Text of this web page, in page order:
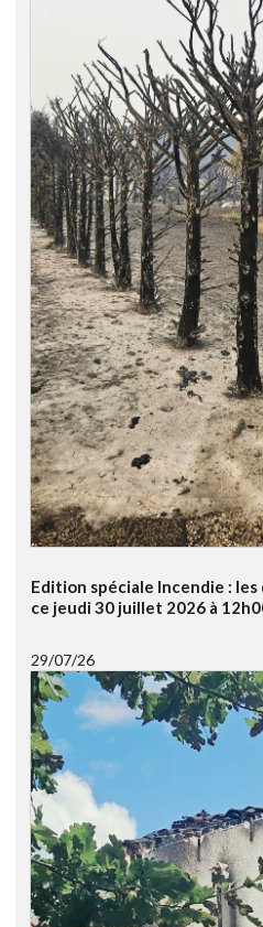
Edition spéciale Incendie :
ce jeudi 30 juillet 2026 à
29/07/26